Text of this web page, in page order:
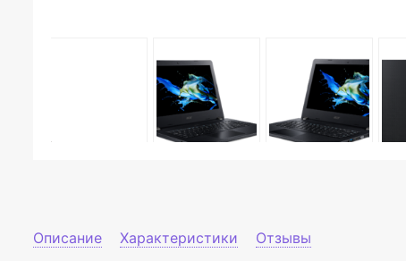
Описание Характеристики Отзывы